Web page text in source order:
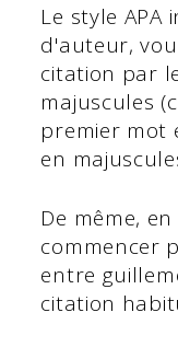
Le style APA
d'auteur,
citation par
majuscules
premier mot
en
De même,
commencer
entre
citation